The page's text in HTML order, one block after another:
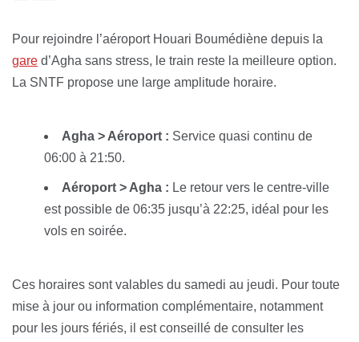
Pour rejoindre l’aéroport Houari Boumédiène depuis la
gare d’Agha sans stress, le train reste la meilleure option.
La SNTF propose une large amplitude horaire.
Agha > Aéroport : Service quasi continu de
06:00 à 21:50.
Aéroport > Agha : Le retour vers le centre-ville
est possible de 06:35 jusqu’à 22:25, idéal pour les
vols en soirée.
Ces horaires sont valables du samedi au jeudi. Pour toute
mise à jour ou information complémentaire, notamment
pour les jours fériés, il est conseillé de consulter les